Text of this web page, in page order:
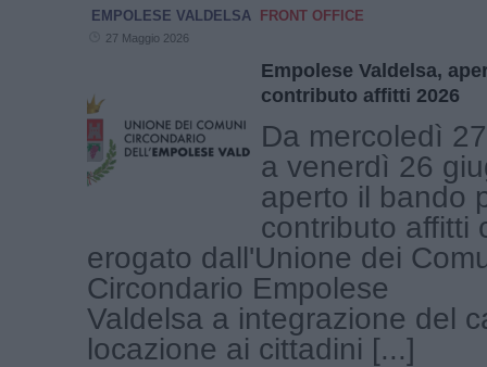
EMPOLESE VALDELSA FRONT OFFICE
27 Maggio 2026
Empolese Valdelsa,
contributo affitti 2026
Da mercoledì
a venerdì 26
aperto il bando
contributo affitti
erogato dall'Unione dei
Circondario Empolese
Valdelsa a integrazione del
locazione ai cittadini [...]